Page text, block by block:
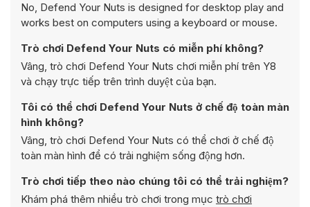
No, Defend Your Nuts is designed for desktop play and
works best on computers using a keyboard or mouse.
Trò chơi Defend Your Nuts có miễn phí không?
Vâng, trò chơi Defend Your Nuts chơi miễn phí trên Y8
và chạy trực tiếp trên trình duyệt của bạn.
Tôi có thể chơi Defend Your Nuts ở chế độ toàn màn
hình không?
Vâng, trò chơi Defend Your Nuts có thể chơi ở chế độ
toàn màn hình để có trải nghiệm sống động hơn.
Trò chơi tiếp theo nào chúng tôi có thể trải nghiệm?
Khám phá thêm nhiều trò chơi trong mục trò chơi